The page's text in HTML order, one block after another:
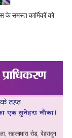
के समस्त कार्मिकों को